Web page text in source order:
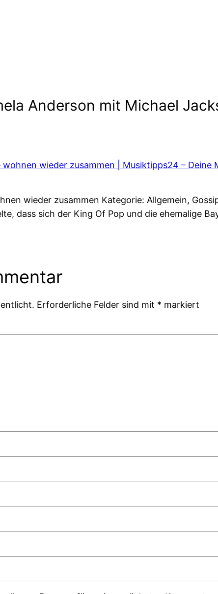
Anderson mit Michael
wieder zusammen | Musiktipps24 – Deine
wieder zusammen Kategorie: Allgemein,
dass sich der King Of Pop und die ehemalige
Erforderliche Felder sind mit * markiert